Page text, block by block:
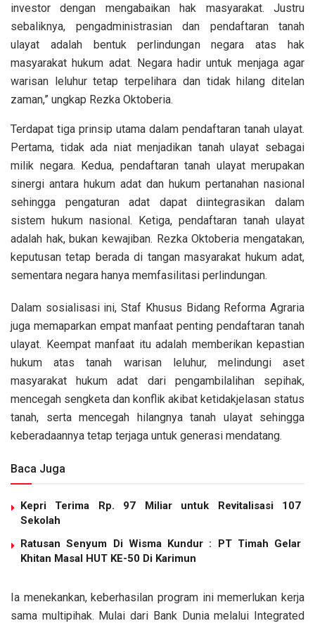
investor dengan mengabaikan hak masyarakat. Justru
sebaliknya, pengadministrasian dan pendaftaran tanah
ulayat adalah bentuk perlindungan negara atas hak
masyarakat hukum adat. Negara hadir untuk menjaga agar
warisan leluhur tetap terpelihara dan tidak hilang ditelan
zaman,” ungkap Rezka Oktoberia.
Terdapat tiga prinsip utama dalam pendaftaran tanah ulayat.
Pertama, tidak ada niat menjadikan tanah ulayat sebagai
milik negara. Kedua, pendaftaran tanah ulayat merupakan
sinergi antara hukum adat dan hukum pertanahan nasional
sehingga pengaturan adat dapat diintegrasikan dalam
sistem hukum nasional. Ketiga, pendaftaran tanah ulayat
adalah hak, bukan kewajiban. Rezka Oktoberia mengatakan,
keputusan tetap berada di tangan masyarakat hukum adat,
sementara negara hanya memfasilitasi perlindungan.
Dalam sosialisasi ini, Staf Khusus Bidang Reforma Agraria
juga memaparkan empat manfaat penting pendaftaran tanah
ulayat. Keempat manfaat itu adalah memberikan kepastian
hukum atas tanah warisan leluhur, melindungi aset
masyarakat hukum adat dari pengambilalihan sepihak,
mencegah sengketa dan konflik akibat ketidakjelasan status
tanah, serta mencegah hilangnya tanah ulayat sehingga
keberadaannya tetap terjaga untuk generasi mendatang.
Baca Juga
Kepri Terima Rp. 97 Miliar untuk Revitalisasi 107
Sekolah
Ratusan Senyum Di Wisma Kundur : PT Timah Gelar
Khitan Masal HUT KE-50 Di Karimun
Ia menekankan, keberhasilan program ini memerlukan kerja
sama multipihak. Mulai dari Bank Dunia melalui Integrated